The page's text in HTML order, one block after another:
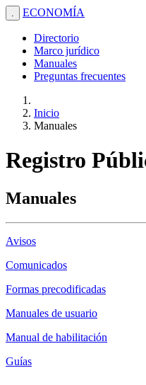
. ECONOMÍA
Directorio
Marco jurídico
Manuales
Preguntas frecuentes
Inicio
Manuales
Registro
Manuales
Avisos
Comunicados
Formas precodificadas
Manuales de usuario
Manual de habilitación
Guías